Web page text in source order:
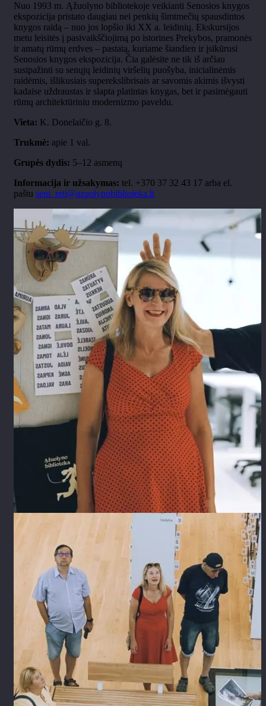
Nuo 1993 m. Ąžuolyno bibliotekoje veikianti Senosios knygos
ekspozicija pristato daugiau nei penkių šimtmečių spausdintos
knygos raidą – nuo jos lopšio iki XX a. leidinių. Ekskursijos
metu leisitės į pasivaikščiojimą po istorines Prekybos, pramonės
ir amatų rūmų erdves – pastatą, kuriame šiandien ir įsikūrusi
Senosios knygos ekspozicija. Čia galėsite ne tik iš arčiau
susipažinti su senųjų leidinių viršelių puošyba, inicialinėmis
raidėmis, išlikusiais superekslibrisais ar savomis akimis išvysti
kadaise uždraustas ir slapta platintas knygas, bet ir pasimėgauti
rūmų architektūriniu modernizmo paveldu.
Vieta: K. Donelaičio g. 8.
Trukmė: apie 1 val.
Grupės dydis: 5–12 asmenų
Informacija ir užsakymas: tel. +370 37 32 43 17 arba el.
paštu seni_reti@azuolynobiblioteka.lt